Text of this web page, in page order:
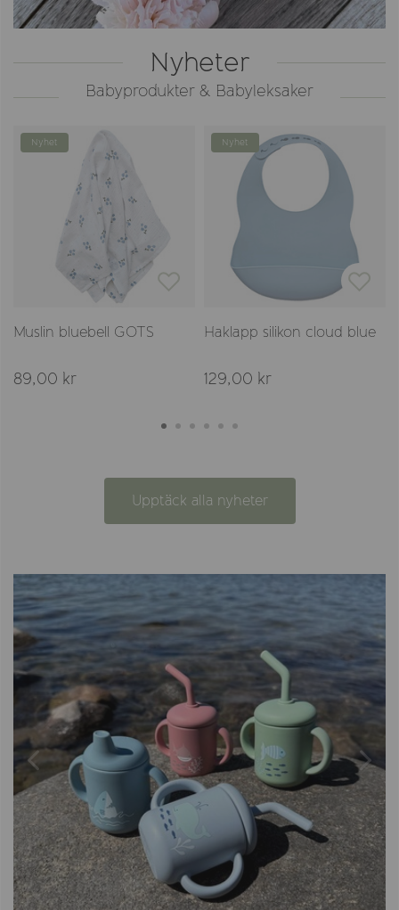
Nyheter
Babyprodukter & Babyleksaker
Nyhet
Muslin bluebell GOTS
89,00 kr
Nyhet
Haklapp silikon cloud blue
129,00 kr
Upptäck alla nyheter